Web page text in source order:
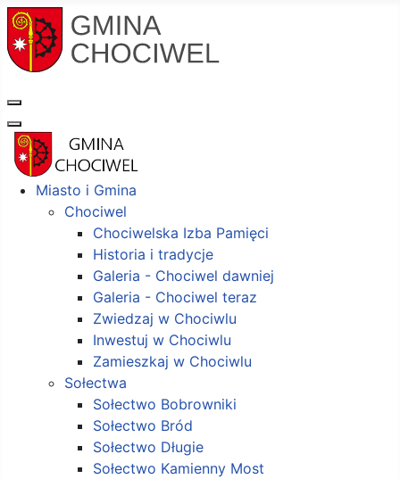
Miasto i Gmina
Chociwel
Chociwelska Izba Pamięci
Historia i tradycje
Galeria - Chociwel dawniej
Galeria - Chociwel teraz
Zwiedzaj w Chociwlu
Inwestuj w Chociwlu
Zamieszkaj w Chociwlu
Sołectwa
Sołectwo Bobrowniki
Sołectwo Bród
Sołectwo Długie
Sołectwo Kamienny Most